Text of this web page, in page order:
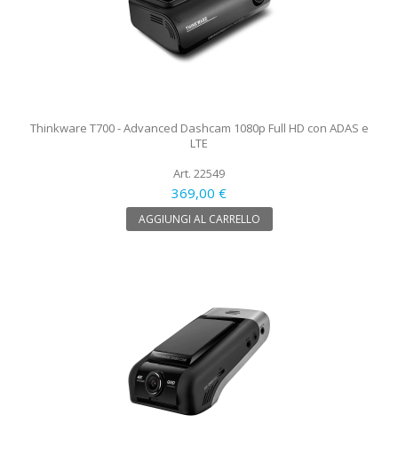
Thinkware T700 - Advanced Dashcam 1080p Full HD con ADAS e
LTE
Art. 22549
369,00 €
AGGIUNGI AL CARRELLO